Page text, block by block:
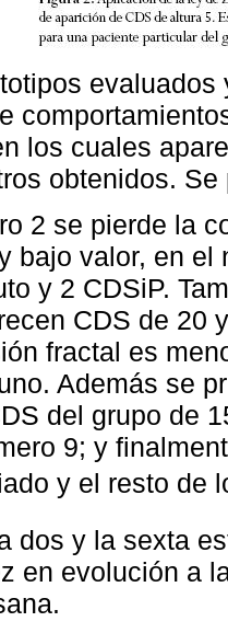
los cuales
obtenidos.
2 se pierde la
bajo valor, en
y 2 CDSiP.
CDS de 20
fractal es
Además se
del grupo de
9; y
y el resto de
dos y la sexta
en evolución a